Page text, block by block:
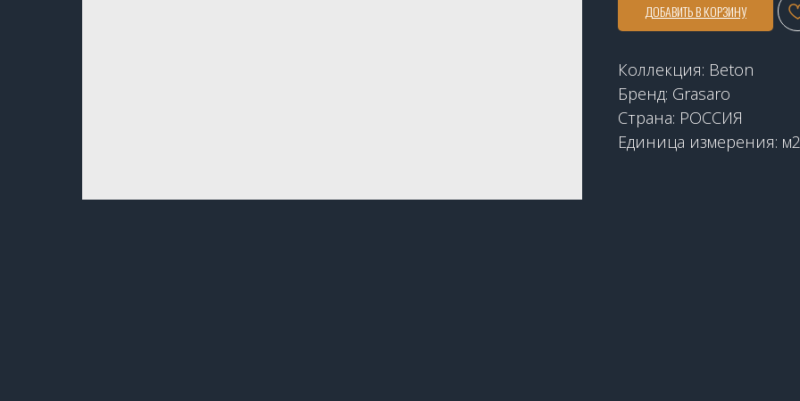
ДОБАВИТЬ В КОРЗИНУ
Коллекция: Beton
Бренд: Grasaro
Страна: РОССИЯ
Единица измерения: м2